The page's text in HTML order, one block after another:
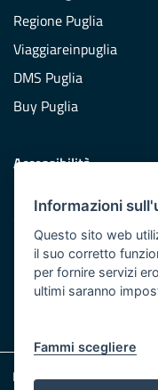
Informazioni
Questo sito web
il suo corretto
per fornire servizi
ultimi saranno
Fammi scegliere
Regione Puglia
Viaggiareinpuglia
DMS Puglia
Buy Puglia
Accessibilità
Redazione
Responsabili
Note legali